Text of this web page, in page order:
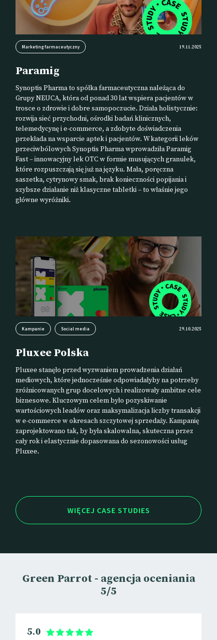
Marketing farmaceutyczny 19.11.2025
Paramig
Synoptis Pharma to spółka farmaceutyczna należąca do
Grupy NEUCA, która od ponad 30 lat wspiera pacjentów w
trosce o zdrowie i dobre samopoczucie. Działa holistycznie:
rozwija sieć przychodni, ośrodki badań klinicznych,
telemedycynę i e-commerce, a zdobyte doświadczenia
przekłada na wsparcie aptek i pacjentów. W kategorii leków
przeciwbólowych Synoptis Pharma wprowadziła Paramig
Fast – innowacyjny lek OTC w formie musujących granulek,
które rozpuszczają się już na języku. Mała, poręczna
saszetka, cytrynowy smak, brak konieczności popijania i
szybsze działanie niż klasyczne tabletki – to właśnie jego
główne wyróżniki.
Kampanie Social media 29.10.2025
Pluxee Polska
Pluxee stanęło przed wyzwaniem prowadzenia działań
mediowych, które jednocześnie odpowiadałyby na potrzeby
zróżnicowanych grup docelowych i realizowały ambitne cele
biznesowe. Kluczowym celem było pozyskiwanie
wartościowych leadów oraz maksymalizacja liczby transakcji
w e-commerce w okresach szczytowej sprzedaży. Kampanię
zaprojektowano tak, by była skalowalna, skuteczna przez
cały rok i elastycznie dopasowana do sezonowości usług
Pluxee.
WIĘCEJ CASE STUDIES
Green Parrot - agencja oceniania
5/5
5.0